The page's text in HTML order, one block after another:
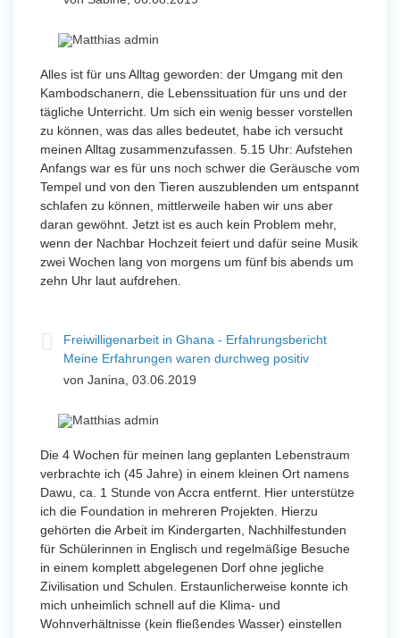
Alles ist für uns Alltag geworden: der Umgang mit den
Kambodschanern, die Lebenssituation für uns und der
tägliche Unterricht. Um sich ein wenig besser vorstellen
zu können, was das alles bedeutet, habe ich versucht
meinen Alltag zusammenzufassen. 5.15 Uhr: Aufstehen
Anfangs war es für uns noch schwer die Geräusche vom
Tempel und von den Tieren auszublenden um entspannt
schlafen zu können, mittlerweile haben wir uns aber
daran gewöhnt. Jetzt ist es auch kein Problem mehr,
wenn der Nachbar Hochzeit feiert und dafür seine Musik
zwei Wochen lang von morgens um fünf bis abends um
zehn Uhr laut aufdrehen.
Freiwilligenarbeit in Ghana - Erfahrungsbericht
Meine Erfahrungen waren durchweg positiv
von Janina, 03.06.2019
Die 4 Wochen für meinen lang geplanten Lebenstraum
verbrachte ich (45 Jahre) in einem kleinen Ort namens
Dawu, ca. 1 Stunde von Accra entfernt. Hier unterstütze
ich die Foundation in mehreren Projekten. Hierzu
gehörten die Arbeit im Kindergarten, Nachhilfestunden
für Schülerinnen in Englisch und regelmäßige Besuche
in einem komplett abgelegenen Dorf ohne jegliche
Zivilisation und Schulen. Erstaunlicherweise konnte ich
mich unheimlich schnell auf die Klima- und
Wohnverhältnisse (kein fließendes Wasser) einstellen